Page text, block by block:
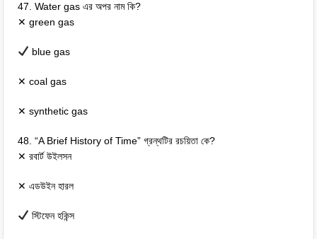
47. Water gas এর অপর নাম কি?
✕ green gas
blue gas
✕ coal gas
✕ synthetic gas
48. “A Brief History of Time” গ্রন্থটির রচয়িতা কে?
✕ রবার্ট উইলসন
✕ এডউইন হারল
স্টিফেন হকিন্স